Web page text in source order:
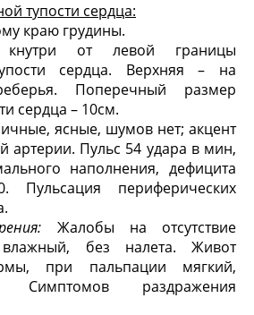
тупости сердца:
краю грудины.
от левой границы
сердца. Верхняя – на
Поперечный размер
сердца – 10см.
ясные, шумов нет; акцент
артерии. Пульс 54 удара в мин,
наполнения, дефицита
Пульсация периферических
Жалобы на отсутствие
без налета. Живот
при пальпации мягкий,
Симптомов раздражения